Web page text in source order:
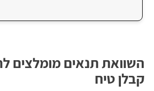
השוואת תנאים מומלצים
קבלן טיח